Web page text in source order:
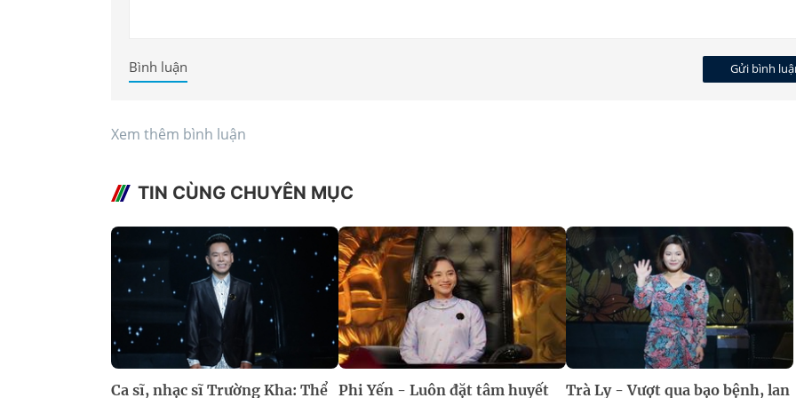
Gửi bình
Bình luận
Xem thêm bình luận
TIN CÙNG CHUYÊN MỤC
Ca sĩ, nhạc sĩ Trường Kha: Thể Phi Yến - Luôn đặt tâm huyết Trà Ly - Vượt qua bạo bệnh, lan